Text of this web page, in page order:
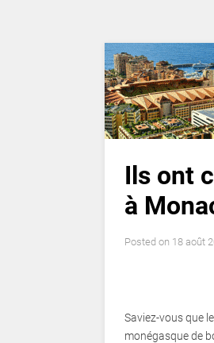
Ils ont
à
Posted on 18 août
Saviez-vous que
monégasque de